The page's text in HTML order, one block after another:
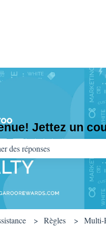
les traductions
Jettez un
suggestion car le champ
Règles Multi-